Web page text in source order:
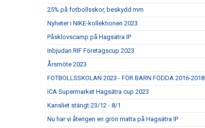
25% på fotbollsskor, beskydd mm
Nyheter i NIKE-kollektionen 2023
Påsklovscamp på Hagsätra IP
Inbjudan RIF Företagscup 2023
Årsmöte 2023
FOTBOLLSSKOLAN 2023 - FÖR BARN FÖDDA 2016-2018
ICA Supermarket Hagsätra cup 2023
Kansliet stängt 23/12 - 8/1
Nu har vi återigen en grön matta på Hagsätra IP